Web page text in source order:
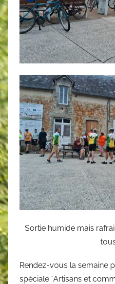
Sortie humide mais
Rendez-vous la semaine
spéciale “Artisans et